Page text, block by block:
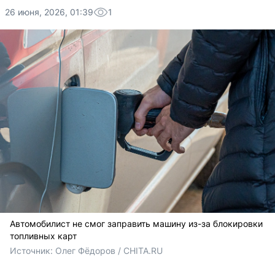
26 июня, 2026, 01:39 1
Автомобилист не смог заправить машину из-за блокировки
топливных карт
Источник: Олег Фёдоров / CHITA.RU